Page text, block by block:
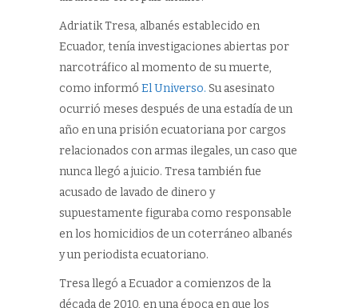
Adriatik Tresa, albanés establecido en
Ecuador, tenía investigaciones abiertas por
narcotráfico al momento de su muerte,
como informó El Universo. Su asesinato
ocurrió meses después de una estadía de un
año en una prisión ecuatoriana por cargos
relacionados con armas ilegales, un caso que
nunca llegó a juicio. Tresa también fue
acusado de lavado de dinero y
supuestamente figuraba como responsable
en los homicidios de un coterráneo albanés
y un periodista ecuatoriano.
Tresa llegó a Ecuador a comienzos de la
década de 2010, en una época en que los